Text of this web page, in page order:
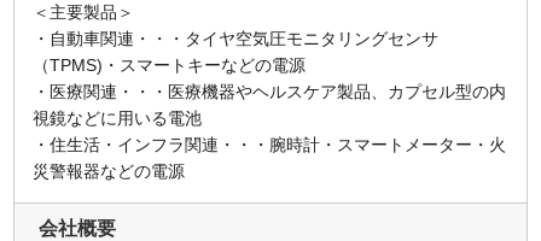
＜主要製品＞
・自動車関連・・・タイヤ空気圧モニタリングセンサ
（TPMS)・スマートキーなどの電源
・医療関連・・・医療機器やヘルスケア製品、カプセル型の内
視鏡などに用いる電池
・住生活・インフラ関連・・・腕時計・スマートメーター・火
災警報器などの電源
会社概要